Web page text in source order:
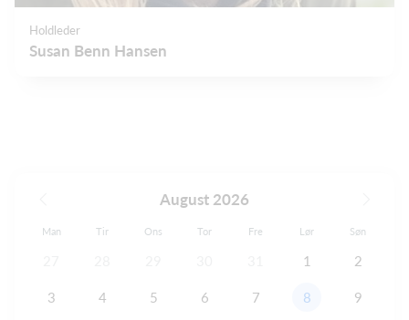
Holdleder
Susan Benn Hansen
August 2026
Man Tir Ons Tor Fre Lør Søn
1 2
3 4 5 6 7 8 9